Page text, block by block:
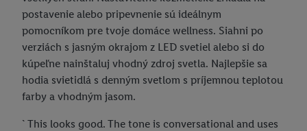
postavenie alebo pripevnenie sú ideálnym
pomocníkom pre tvoje domáce wellness. Siahni po
verziách s jasným okrajom z LED svetiel alebo si do
kúpeľne nainštaluj vhodný zdroj svetla. Najlepšie sa
hodia svietidlá s denným svetlom s príjemnou teplotou
farby a vhodným jasom.
` This looks good. The tone is conversational and uses